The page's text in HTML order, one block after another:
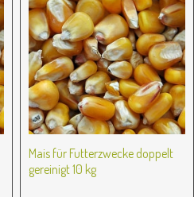
Mais für Futterzwecke doppelt
gereinigt 10 kg